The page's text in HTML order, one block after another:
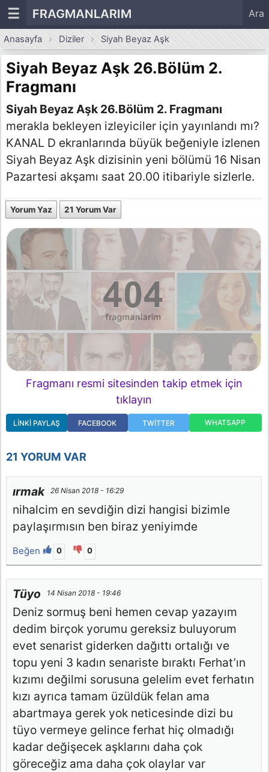
☰ FRAGMANLARIM Ara
Anasayfa Diziler Siyah Beyaz Aşk
Siyah Beyaz Aşk 26.Bölüm 2.
Fragmanı
Siyah Beyaz Aşk 26.Bölüm 2. Fragmanı
merakla bekleyen izleyiciler için yayınlandı mı?
KANAL D ekranlarında büyük beğeniyle izlenen
Siyah Beyaz Aşk dizisinin yeni bölümü 16 Nisan
Pazartesi akşamı saat 20.00 itibariyle sizlerle.
Yorum Yaz 21 Yorum Var
Fragmanı resmi sitesinden takip etmek için
tıklayın
LINKI PAYLAŞ FACEBOOK TWITTER WHATSAPP
21 YORUM VAR
ırmak 26 Nisan 2018 - 16:29
nihalcim en sevdiğin dizi hangisi bizimle
paylaşırmısın ben biraz yeniyimde
Beğen 0 0
Tüyo 14 Nisan 2018 - 19:46
Deniz sormuş beni hemen cevap yazayım
dedim birçok yorumu gereksiz buluyorum
evet senarist giderken dağıttı ortalığı ve
topu yeni 3 kadın senariste bıraktı Ferhat’ın
kızımı değilmi sorusuna gelelim evet ferhatın
kızı ayrıca tamam üzüldük felan ama
abartmaya gerek yok neticesinde dizi bu
tüyo vermeye gelince ferhat hiç olmadığı
kadar değişecek aşklarını daha çok
göreceğiz ama daha çok olaylar var